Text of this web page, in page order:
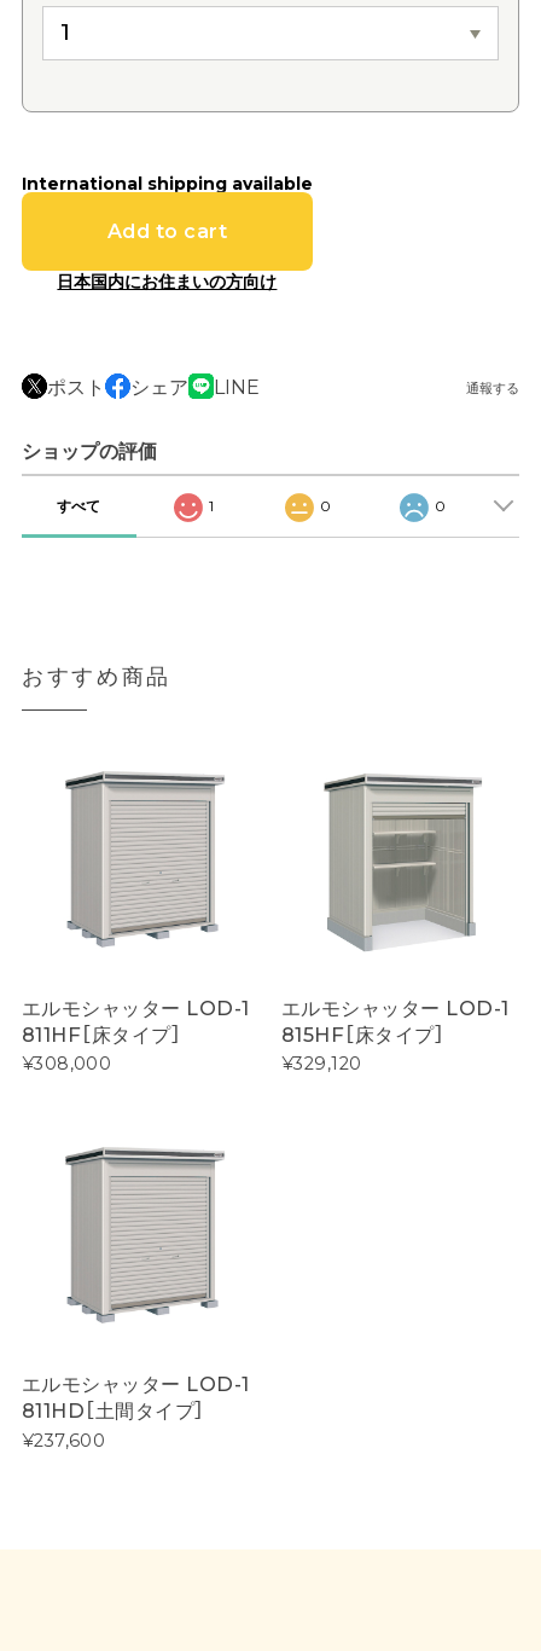
International shipping available
Add to cart
日本国内にお住まいの方向け
ポスト シェア LINE 通報する
ショップの評価
すべて 1 0 0
おすすめ商品
エルモシャッター LOD-1
811HF［床タイプ］
¥308,000
エルモシャッター LOD-1
815HF［床タイプ］
¥329,120
エルモシャッター LOD-1
811HD［土間タイプ］
¥237,600